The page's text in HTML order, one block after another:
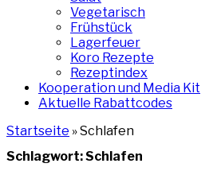
Vegetarisch
Frühstück
Lagerfeuer
Koro Rezepte
Rezeptindex
Kooperation und Media Kit
Aktuelle Rabattcodes
Startseite »Schlafen
Schlagwort:Schlafen